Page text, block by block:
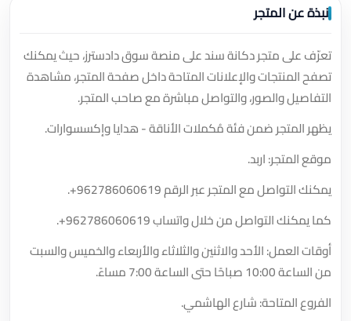
نبذة عن المتجر
تعرّف على متجر دكانة سند على منصة سوق دادسترز، حيث يمكنك
تصفح المنتجات والإعلانات المتاحة داخل صفحة المتجر، مشاهدة
التفاصيل والصور، والتواصل مباشرة مع صاحب المتجر.
يظهر المتجر ضمن فئة مُكملات الأناقة - هدايا وإكسسوارات.
موقع المتجر: اربد.
يمكنك التواصل مع المتجر عبر الرقم+962786060619
.
كما يمكنك التواصل من خلال واتساب+962786060619
.
أوقات العمل: الأحد والاثنين والثلاثاء والأربعاء والخميس والسبت
من الساعة 10:00 صباحًا حتى الساعة 7:00 مساءً.
الفروع المتاحة: شارع الهاشمي.